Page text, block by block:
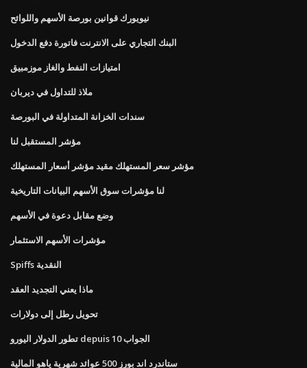
نيويورك قوانين بورصة الأسهم واللوائح
البنك التجاري على الانترنت فاتورة دفع الدخول
امتيازات النفط والغاز موزمبيق
ملاذ للتداول في ديربان
سندات الخزانة المتداولة في البورصة
مؤشر المستقبل لنا
مؤشر سعر المستهلك مقيد مؤشر أسعار المستهلك
لنا مؤشرات سوق الأسهم البيانات التاريخية
وضع مقابل دعوة في الأسهم
مؤشرات الأسهم الاستثمار
Spiffs النقدية
ماذا يعني التجديد العقد
تحويل رطل إلى دولارات
تطور الدولار اليورو depuis 10 الجواب
ستاندرد اند بورز 500 عوائد شهرية ياهو المالية